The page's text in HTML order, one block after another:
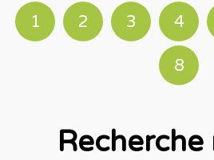
1 2 3 4
8